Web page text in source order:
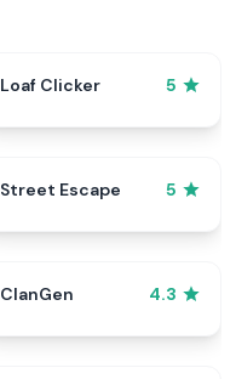
Loaf Clicker 5
Street Escape 5
ClanGen 4.3